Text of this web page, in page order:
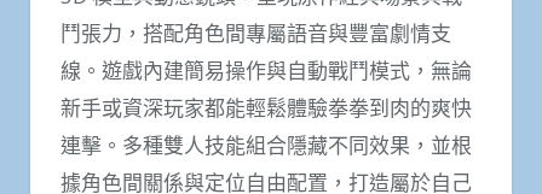
鬥張力，搭配角色間專屬語音與豐富劇情支
線。遊戲內建簡易操作與自動戰鬥模式，無論
新手或資深玩家都能輕鬆體驗拳拳到肉的爽快
連擊。多種雙人技能組合隱藏不同效果，並根
據角色間關係與定位自由配置，打造屬於自己